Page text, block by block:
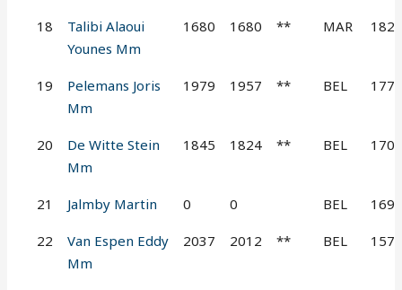
18
Talibi Alaoui
Younes Mm
1680 1680 ** MAR 182
19
Pelemans Joris
Mm
1979 1957 ** BEL 177
20
De Witte Stein
Mm
1845 1824 ** BEL 170
21 Jalmby Martin 0 0 BEL 169
22
Van Espen Eddy
Mm
2037 2012 ** BEL 157